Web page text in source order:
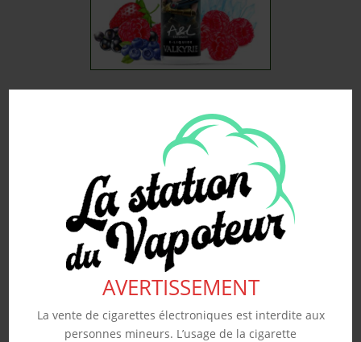
AVERTISSEMENT
La vente de cigarettes électroniques est interdite aux
personnes mineurs. L’usage de la cigarette
Souhaits
Voir produit